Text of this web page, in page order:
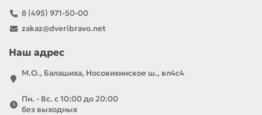
8 (495) 971-50-00
zakaz@dveribravo.net
Наш адрес
М.О., Балашиха, Носовихинское ш., вл4с4
Пн. - Вс. с 10:00 до 20:00
без выходных